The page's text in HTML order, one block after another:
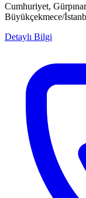
Cumhuriyet,
Büyükçekmece/
Detaylı Bilgi